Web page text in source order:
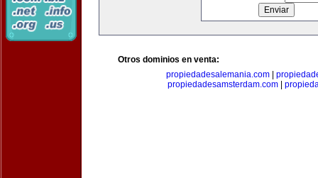
Otros dominios en venta:
propiedadesalemania.com
propiedadesamsterdam.com|